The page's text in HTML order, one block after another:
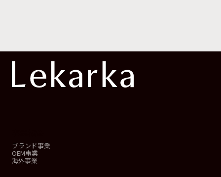
ブランド事業
OEM事業
海外事業